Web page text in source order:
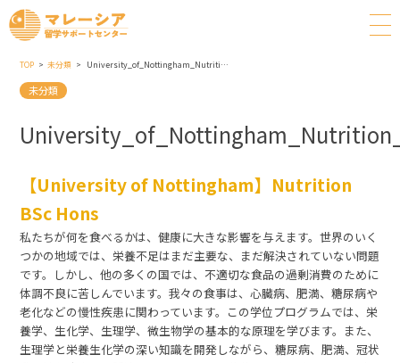
TOP 未分類 University_of_Nottingham_Nutrition_BSc_Hons
未分類
【University of Nottingham】Nutrition
BSc Hons
私たちが何を食べるかは、健康に大きな影響を与えます。世界のいく
つかの地域では、栄養不足はまだ主要な、まだ解決されていない問題
です。しかし、他の多くの国では、不適切な食品の過剰消費のために
体調不良に苦しんでいます。我々の食事は、心臓病、肥満、糖尿病や
老化などの慢性疾患に関わっています。この学位プログラムでは、栄
養学、生化学、生理学、微生物学の基本的な原理を学びます。また、
生理学と栄養生化学の深い知識を開発しながら、糖尿病、肥満、冠状